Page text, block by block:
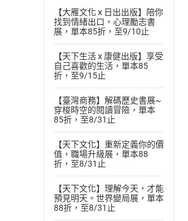
【大雁文化 x 日出出版】陪你
找到情緒出口，心理勵志書
展，單本85折，至9/10止
【天下生活 x 康健出版】享受
自己喜歡的生活，單本85
折，至9/15止
【臺灣商務】解碼歷史書展~
穿梭時空的閱讀冒險，單本
85折，至8/31止
【天下文化】重新定義你的價
值，職場升級展，單本88
折，至8/31止
【天下文化】理解今天，才能
預見明天。世界變局展，單本
88折，至8/31止